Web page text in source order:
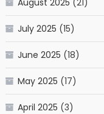
July 2025 (15)
June 2025 (18)
May 2025 (17)
April 2025 (3)